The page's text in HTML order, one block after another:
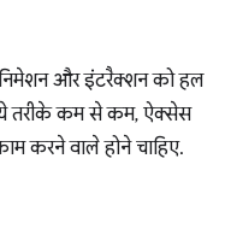
और इंटरैक्शन को हल
ये तरीके कम से कम, ऐक्सेस
करने वाले होने चाहिए.